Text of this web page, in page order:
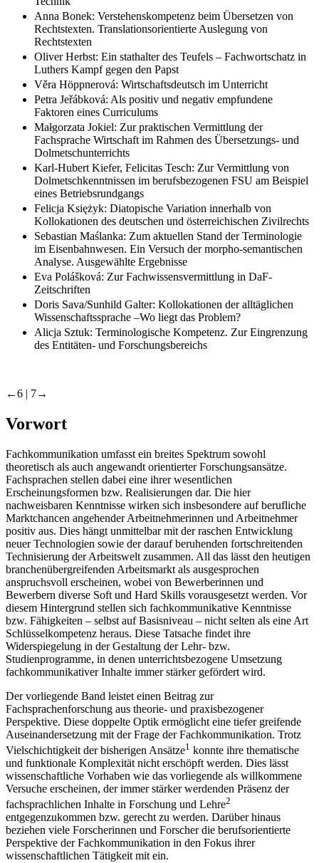
Anna Bonek: Verstehenskompetenz beim Übersetzen von
Rechtstexten. Translationsorientierte Auslegung von
Rechtstexten
Oliver Herbst: Ein stathalter des Teufels – Fachwortschatz in
Luthers Kampf gegen den Papst
Věra Höppnerová: Wirtschaftsdeutsch im Unterricht
Petra Jeřábková: Als positiv und negativ empfundene
Faktoren eines Curriculums
Małgorzata Jokiel: Zur praktischen Vermittlung der
Fachsprache Wirtschaft im Rahmen des Übersetzungs- und
Dolmetschunterrichts
Karl-Hubert Kiefer, Felicitas Tesch: Zur Vermittlung von
Dolmetschkenntnissen im berufsbezogenen FSU am Beispiel
eines Betriebsrundgangs
Felicja Księżyk: Diatopische Variation innerhalb von
Kollokationen des deutschen und österreichischen Zivilrechts
Sebastian Maślanka: Zum aktuellen Stand der Terminologie
im Eisenbahnwesen. Ein Versuch der morpho-semantischen
Analyse. Ausgewählte Ergebnisse
Eva Polášková: Zur Fachwissensvermittlung in DaF-
Zeitschriften
Doris Sava/Sunhild Galter: Kollokationen der alltäglichen
Wissenschaftssprache –Wo liegt das Problem?
Alicja Sztuk: Terminologische Kompetenz. Zur Eingrenzung
des Entitäten- und Forschungsbereichs
←6 | 7→
Vorwort
Fachkommunikation umfasst ein breites Spektrum sowohl
theoretisch als auch angewandt orientierter Forschungsansätze.
Fachsprachen stellen dabei eine ihrer wesentlichen
Erscheinungsformen bzw. Realisierungen dar. Die hier
nachweisbaren Kenntnisse wirken sich insbesondere auf berufliche
Marktchancen angehender Arbeitnehmerinnen und Arbeitnehmer
positiv aus. Dies hängt unmittelbar mit der raschen Entwicklung
neuer Technologien sowie der darauf beruhenden fortschreitenden
Technisierung der Arbeitswelt zusammen. All das lässt den heutigen
branchenübergreifenden Arbeitsmarkt als ausgesprochen
anspruchsvoll erscheinen, wobei von Bewerberinnen und
Bewerbern diverse Soft und Hard Skills vorausgesetzt werden. Vor
diesem Hintergrund stellen sich fachkommunikative Kenntnisse
bzw. Fähigkeiten – selbst auf Basisniveau – nicht selten als eine Art
Schlüsselkompetenz heraus. Diese Tatsache findet ihre
Widerspiegelung in der Gestaltung der Lehr- bzw.
Studienprogramme, in denen unterrichtsbezogene Umsetzung
fachkommunikativer Inhalte immer stärker gefördert wird.
Der vorliegende Band leistet einen Beitrag zur
Fachsprachenforschung aus theorie- und praxisbezogener
Perspektive. Diese doppelte Optik ermöglicht eine tiefer greifende
Auseinandersetzung mit der Frage der Fachkommunikation. Trotz
Vielschichtigkeit der bisherigen Ansätze1 konnte ihre thematische
und funktionale Komplexität nicht erschöpft werden. Dies lässt
wissenschaftliche Vorhaben wie das vorliegende als willkommene
Versuche erscheinen, der immer stärker werdenden Präsenz der
fachsprachlichen Inhalte in Forschung und Lehre2
entgegenzukommen bzw. gerecht zu werden. Darüber hinaus
beziehen viele Forscherinnen und Forscher die berufsorientierte
Perspektive der Fachkommunikation in den Fokus ihrer
wissenschaftlichen Tätigkeit mit ein.